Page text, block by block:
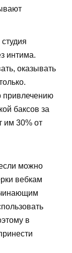
интима.
оказывать
привлечению
баксов за
им 30% от
можно
вебкам
в